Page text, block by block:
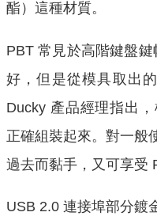
酯）這種材質。
PBT 常見於高階鍵盤
好，但是從模具取出
Ducky 產品經理指出
正確組裝起來。對一般
過去而黏手，又可享受
USB 2.0 連接埠部分鍍